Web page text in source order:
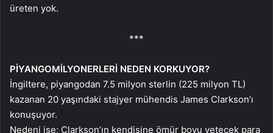
üreten yok.
***
PİYANGOMİLYONERLERİ NEDEN KORKUYOR?
İngiltere, piyangodan 7.5 milyon sterlin (225 milyon TL)
kazanan 20 yaşındaki stajyer mühendis James Clarkson’ı
konuşuyor.
Nedeni ise; Clarkson’ın kendisine ömür boyu yetecek para